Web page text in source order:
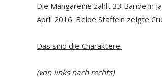
Die Mangareihe zählt 33 Bände in
April 2016. Beide Staffeln zeigte
Das sind die Charaktere:
(von links nach rechts)